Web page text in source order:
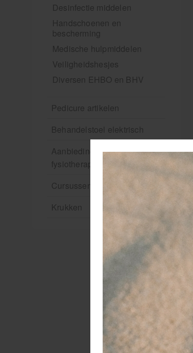
Desinfectie middelen
Handschoenen en
bescherming
Medische hulpmiddelen
Veiligheidshesjes
Diversen EHBO en BHV
Pedicure artikelen
Behandelstoel elektrisch
Aanbiedingen groothandel
fysiotherapie en massage
Cursussen
Krukken